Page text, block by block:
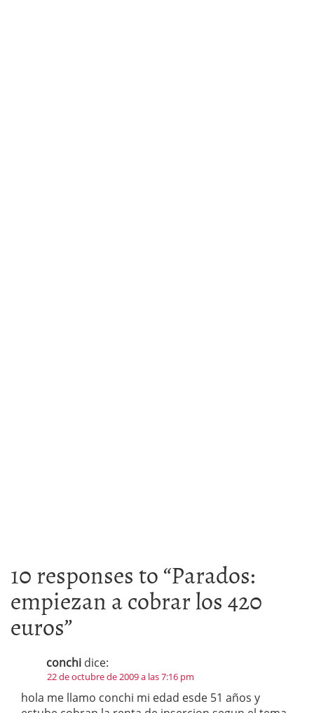
10 responses to “Parados:
empiezan a cobrar los 420
euros”
conchi dice:
22 de octubre de 2009 a las 7:16 pm
hola me llamo conchi mi edad esde 51 años y